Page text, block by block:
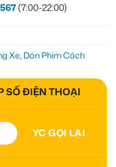
(7:00-22:00)
Xe, Dán Phim Cách
SỐ ĐIỆN THOẠI